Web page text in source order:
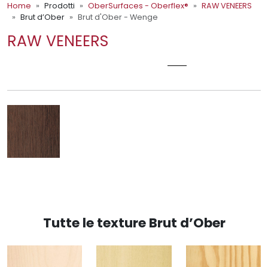
Home Prodotti OberSurfaces - Oberflex®
RAW VENEERS
Brut d’Ober
Brut d'Ober - Wenge
RAW VENEERS
Tutte le texture Brut d’Ober